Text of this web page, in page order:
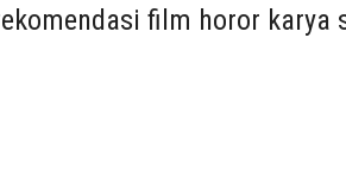
film horor